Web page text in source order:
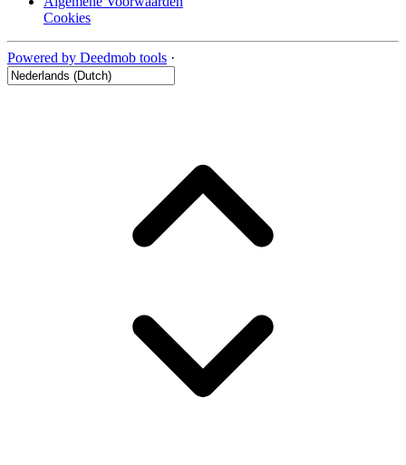
Cookies
Powered by Deedmob tools ·